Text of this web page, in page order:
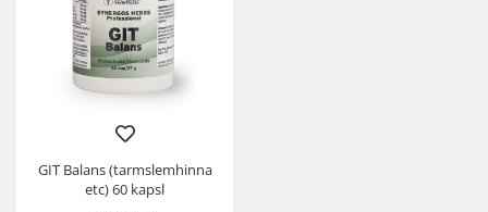
GIT Balans (tarmslemhinna
etc) 60 kapsl